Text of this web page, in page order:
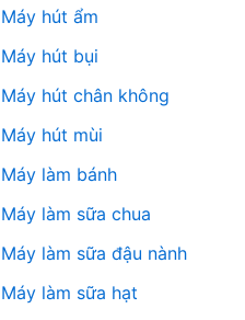
Máy hút ẩm
Máy hút bụi
Máy hút chân không
Máy hút mùi
Máy làm bánh
Máy làm sữa chua
Máy làm sữa đậu nành
Máy làm sữa hạt